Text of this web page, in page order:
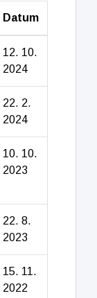
Datum
12. 10.
2024
22. 2.
2024
10. 10.
2023
22. 8.
2023
15. 11.
2022